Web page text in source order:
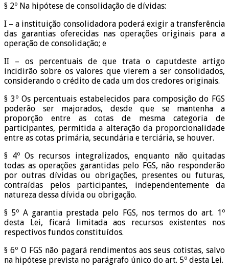
§ 2º Na hipótese de consolidação de dívidas:
I – a instituição consolidadora poderá exigir a transferência
das garantias oferecidas nas operações originais para a
operação de consolidação; e
II – os percentuais de que trata o caputdeste artigo
incidirão sobre os valores que vierem a ser consolidados,
considerando o crédito de cada um dos credores originais.
§ 3º Os percentuais estabelecidos para composição do FGS
poderão ser majorados, desde que se mantenha a
proporção entre as cotas de mesma categoria de
participantes, permitida a alteração da proporcionalidade
entre as cotas primária, secundária e terciária, se houver.
§ 4º Os recursos integralizados, enquanto não quitadas
todas as operações garantidas pelo FGS, não responderão
por outras dívidas ou obrigações, presentes ou futuras,
contraídas pelos participantes, independentemente da
natureza dessa dívida ou obrigação.
§ 5º A garantia prestada pelo FGS, nos termos do art. 1º
desta Lei, ficará limitada aos recursos existentes nos
respectivos fundos constituídos.
§ 6º O FGS não pagará rendimentos aos seus cotistas, salvo
na hipótese prevista no parágrafo único do art. 5º desta Lei.